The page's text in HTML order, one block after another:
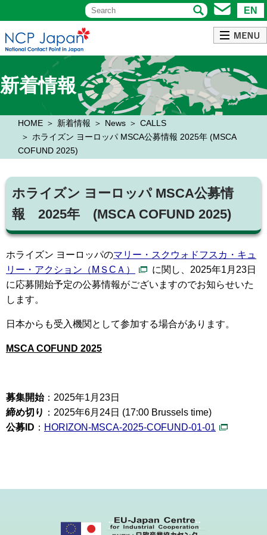
EN
新着情報
HOME 新着情報 News
CALLS
ホライズン ヨーロッパ MSCA公募情報 2025年 (MSCA
COFUND 2025)
ホライズン ヨーロッパ MSCA公募情
報 2025年 (MSCA COFUND 2025)
ホライズン ヨーロッパのマリー・スクウォドフスカ・キュ
リー・アクション（MＳCＡ）
に関し、2025年1月23日
に応募開始予定の公募情報がございますのでお知らせいた
します。
日本からも受入機関として参加する場合があります。
MSCA COFUND 2025
募集開始：2025年1月23日
締め切り ：2025年6月24日 (17:00 Brussels time)
公募ID ： HORIZON-MSCA-2025-COFUND-01-01